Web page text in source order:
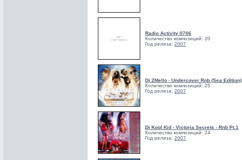
Radio Activity 0706
Количество композиций: 20
Год релиза: 2007
Dj 2Mello - Undercover Rnb (Sea Edition)
Количество композиций: 25
Год релиза: 2007
Dj Kool Kid - Victoria Secrets - Rnb Pt.1
Количество композиций: 24
Год релиза: 2007